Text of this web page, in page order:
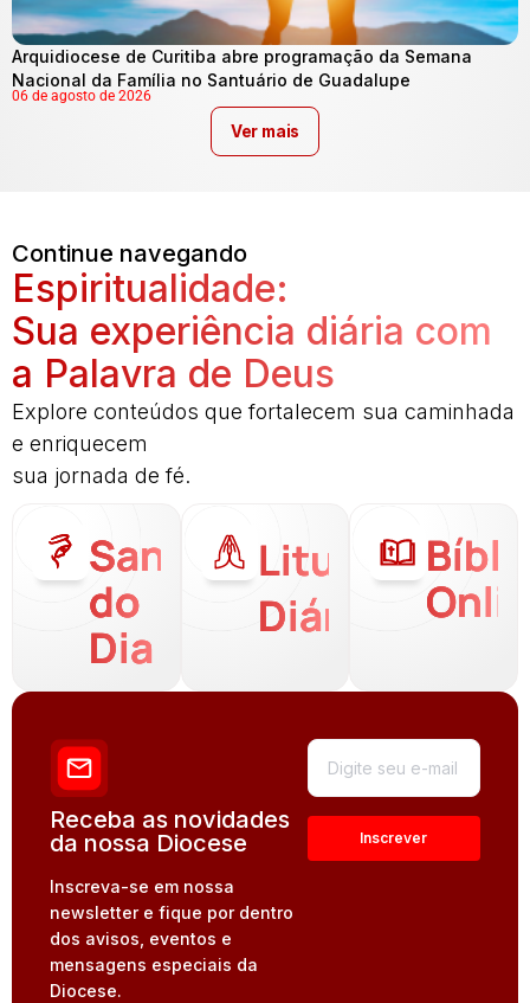
Arquidiocese de Curitiba abre programação da Semana
Nacional da Família no Santuário de Guadalupe
06 de agosto de 2026
Ver mais
Continue navegando
Espiritualidade:
Sua experiência diária com
a Palavra de Deus
Explore conteúdos que fortalecem sua caminhada
e enriquecem
sua jornada de fé.
Santo
do
Dia
Liturgia
Diária
Receba as novidades
da nossa Diocese
Inscreva-se em nossa
newsletter e fique por dentro
dos avisos, eventos e
mensagens especiais da
Diocese.